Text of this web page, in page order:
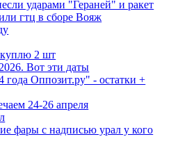
ударами "Гераней" и ракет
гтц в сборе Вояж
2 шт
Вот эти даты
года Оппозит.ру" - остатки +
24-26 апреля
фары с надписью урал у кого